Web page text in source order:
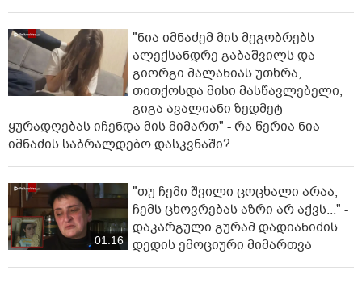
"ნია იმნაძემ მის მეგობრებს
ალექსანდრე გაბაშვილს და
გიორგი მალანიას უთხრა,
თითქოსდა მისი მასწავლებელი,
გიგა ავალიანი ზედმეტ
ყურადღებას იჩენდა მის მიმართ" - რა წერია ნია
იმნაძის საბრალდებო დასკვნაში?
01:16
"თუ ჩემი შვილი ცოცხალი არაა,
ჩემს ცხოვრებას აზრი არ აქვს..." -
დაკარგული გურამ დადიანიძის
დედის ემოციური მიმართვა